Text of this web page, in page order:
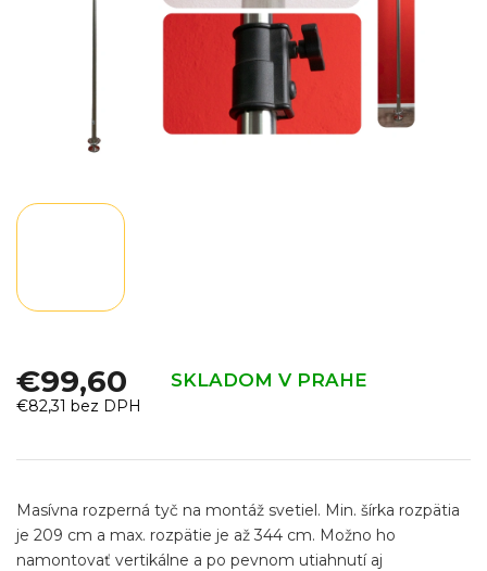
€99,60 SKLADOM V PRAHE
€82,31 bez DPH
cena:
Masívna rozperná tyč na montáž svetiel. Min. šírka rozpätia
je 209 cm a max. rozpätie je až 344 cm. Možno ho
namontovať vertikálne a po pevnom utiahnutí aj